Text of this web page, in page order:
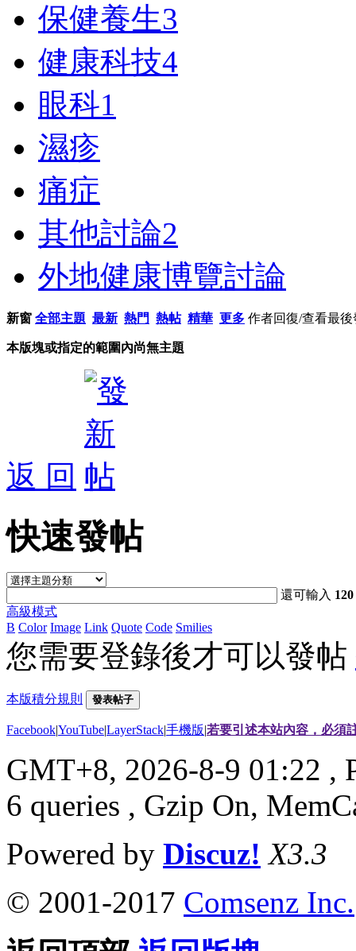
保健養生3
健康科技4
眼科1
濕疹
痛症
其他討論2
外地健康博覽討論
新窗 全部主題 最新 熱門 熱帖 精華 更多 作者回復/查看最後
本版塊或指定的範圍內尚無主題
返 回
快速發帖
還可輸入 120
高級模式
B Color Image Link Quote Code Smilies
您需要登錄後才可以發帖
本版積分規則 發表帖子
Facebook|YouTube|LayerStack|手機版|若要引述本站內容，必須
GMT+8, 2026-8-9 01:22 ,
6 queries , Gzip On,
Powered by Discuz! X3.3
© 2001-2017 Comsenz Inc.